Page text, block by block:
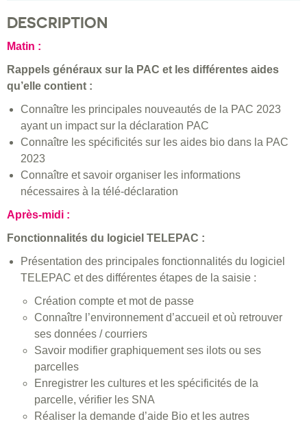
DESCRIPTION
Matin :
Rappels généraux sur la PAC et les différentes aides
qu’elle contient :
Connaître les principales nouveautés de la PAC 2023
ayant un impact sur la déclaration PAC
Connaître les spécificités sur les aides bio dans la PAC
2023
Connaître et savoir organiser les informations
nécessaires à la télé-déclaration
Après-midi :
Fonctionnalités du logiciel TELEPAC :
Présentation des principales fonctionnalités du logiciel
TELEPAC et des différentes étapes de la saisie :
Création compte et mot de passe
Connaître l’environnement d’accueil et où retrouver
ses données / courriers
Savoir modifier graphiquement ses ilots ou ses
parcelles
Enregistrer les cultures et les spécificités de la
parcelle, vérifier les SNA
Réaliser la demande d’aide Bio et les autres